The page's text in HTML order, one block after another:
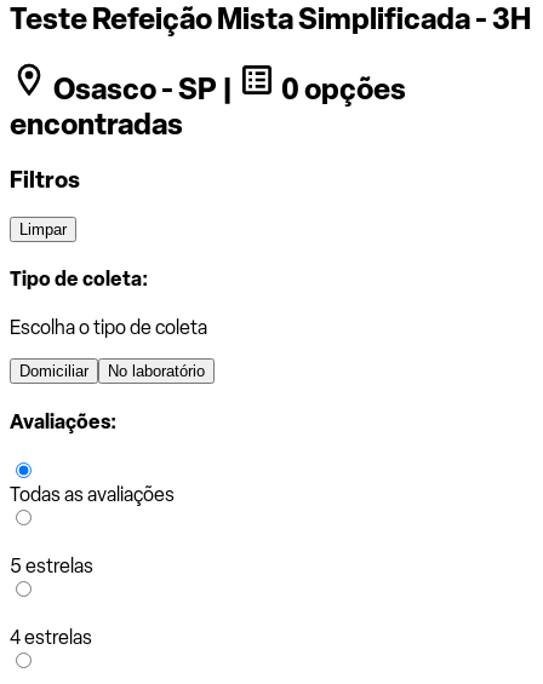
Teste Refeição Mista Simplificada - 3H
Osasco - SP |
0 opções
encontradas
Filtros
Limpar
Tipo de coleta:
Escolha o tipo de coleta
Domiciliar No laboratório
Avaliações:
Todas as avaliações
5 estrelas
4 estrelas